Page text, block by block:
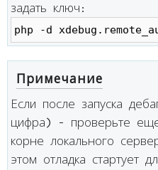
задать ключ:
php -d
Примечание
Если после запуска
цифра) - проверьте
корне локального
этом отладка стартует